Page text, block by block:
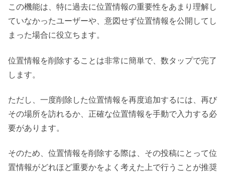
この機能は、特に過去に位置情報の重要性をあまり理解し
ていなかったユーザーや、意図せず位置情報を公開してし
まった場合に役立ちます。
位置情報を削除することは非常に簡単で、数タップで完了
します。
ただし、一度削除した位置情報を再度追加するには、再び
その場所を訪れるか、正確な位置情報を手動で入力する必
要があります。
そのため、位置情報を削除する際は、その投稿にとって位
置情報がどれほど重要かをよく考えた上で行うことが推奨